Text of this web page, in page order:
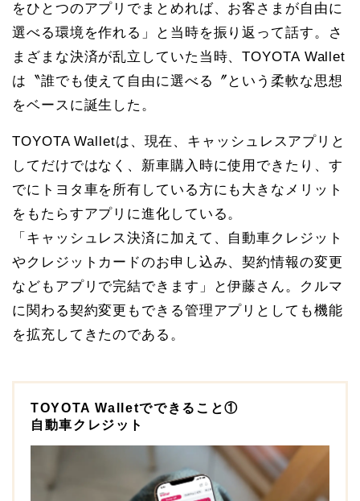
をひとつのアプリでまとめれば、お客さまが自由に
選べる環境を作れる」と当時を振り返って話す。さ
まざまな決済が乱立していた当時、TOYOTA Wallet
は〝誰でも使えて自由に選べる〞という柔軟な思想
をベースに誕生した。
TOYOTA Walletは、現在、キャッシュレスアプリと
してだけではなく、新車購入時に使用できたり、す
でにトヨタ車を所有している方にも大きなメリット
をもたらすアプリに進化している。
「キャッシュレス決済に加えて、自動車クレジット
やクレジットカードのお申し込み、契約情報の変更
などもアプリで完結できます」と伊藤さん。クルマ
に関わる契約変更もできる管理アプリとしても機能
を拡充してきたのである。
TOYOTA Walletでできること①
自動車クレジット